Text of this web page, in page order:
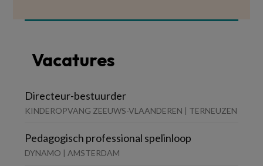
Vacatures
Directeur-bestuurder
KINDEROPVANG ZEEUWS-VLAANDEREN | TERNEUZEN
Pedagogisch professional spelinloop
DYNAMO | AMSTERDAM